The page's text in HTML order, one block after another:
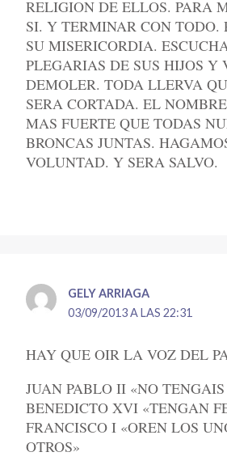
RELIGION DE ELLOS. PARA
SI. Y TERMINAR CON TODO.
SU MISERICORDIA.
PLEGARIAS DE SUS HIJOS
DEMOLER. TODA LLERVA
SERA CORTADA. EL
MAS FUERTE QUE TODAS
BRONCAS JUNTAS.
VOLUNTAD. Y SERA SALVO.
GELY ARRIAGA
03/09/2013 A LAS 22:31
HAY QUE OIR LA VOZ DEL
JUAN PABLO II «NO
BENEDICTO XVI «TENGAN
FRANCISCO I «OREN LOS
OTROS»